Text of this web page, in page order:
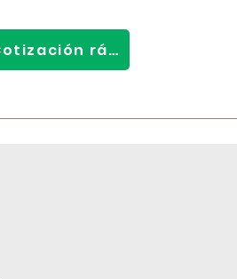
Cotización rápida